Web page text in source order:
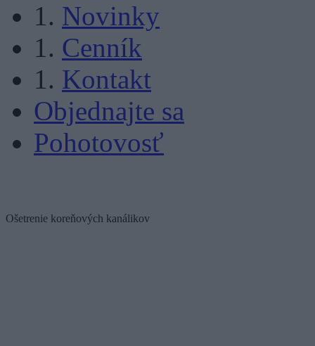
Novinky
Cenník
Kontakt
Objednajte sa
Pohotovosť
Ošetrenie koreňových kanálikov